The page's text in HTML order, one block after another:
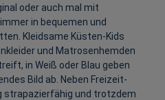
oder auch mal mit
in bequemen und
Kleidsame Küsten-Kids
und Matrosenhemden
in Weiß oder Blau geben
Bild ab. Neben Freizeit-
strapazierfähig und trotzdem